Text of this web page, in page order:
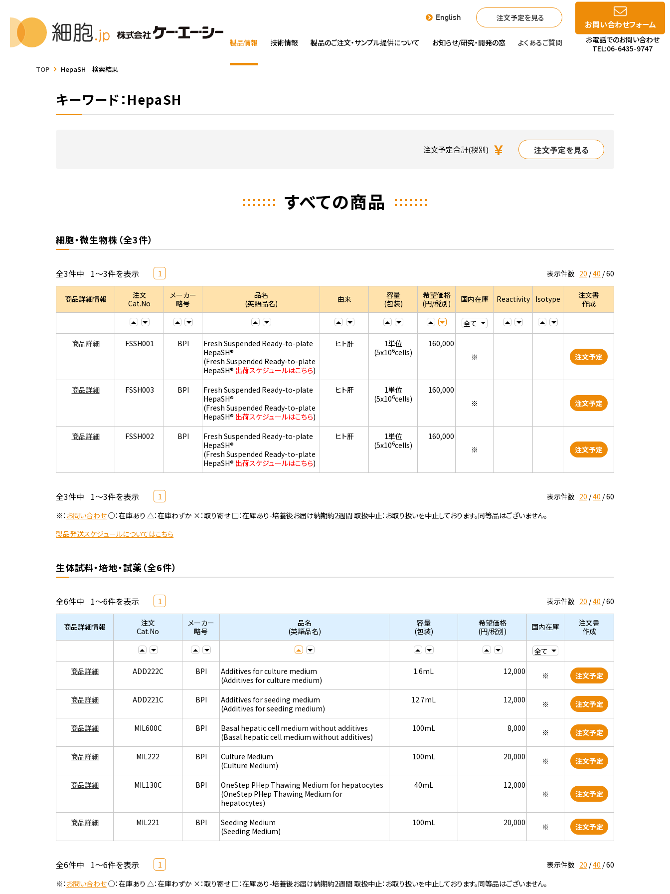
English 注文予定を見る
製品情報 技術情報 製品のご注文・サンプル提供について お知らせ/研究・開発の窓 よくあるご質問
お問い合わせフォーム
お電話でのお問い合わせ
TEL:06-6435-9747
TOP HepaSH 検索結果
キーワード：HepaSH
注文予定合計(税別) ￥ 注文予定を見る
すべての商品
細胞・微生物株（全3件）
全3件中 1～3件を表示 1 表示件数 20 40 60
商品詳細情報
注文
Cat.No
メーカー
略号
品名
(英語品名)
由来
容量
(包装)
希望価格
(円/税別)
国内在庫 Reactivity Isotype
注文書
作成
商品詳細 FSSH001 BPI
Fresh Suspended Ready-to-plate
HepaSH®
(Fresh Suspended Ready-to-plate
HepaSH® 出荷スケジュールはこちら)
ヒト肝
1単位
(5x106cells)
160,000
※
注文予定
商品詳細 FSSH003 BPI
Fresh Suspended Ready-to-plate
HepaSH®
(Fresh Suspended Ready-to-plate
HepaSH® 出荷スケジュールはこちら)
ヒト肝
1単位
(5x106cells)
160,000
※
注文予定
商品詳細 FSSH002 BPI
Fresh Suspended Ready-to-plate
HepaSH®
(Fresh Suspended Ready-to-plate
HepaSH® 出荷スケジュールはこちら)
ヒト肝
1単位
(5x106cells)
160,000
※
注文予定
全3件中 1～3件を表示 1 表示件数 20 40 60
※： お問い合わせ○：在庫あり △：在庫わずか ×：取り寄せ □：在庫あり-培養後お届け納期約2週間 取扱中止：お取り扱いを中止しております。同等品はございません。
製品発送スケジュールについてはこちら
生体試料・培地・試薬（全6件）
全6件中 1～6件を表示 1 表示件数 20 40 60
商品詳細情報
注文
Cat.No
メーカー
略号
品名
(英語品名)
容量
(包装)
希望価格
(円/税別)
国内在庫
注文書
作成
商品詳細 ADD222C BPI
Additives for culture medium
(Additives for culture medium)
1.6mL 12,000 ※ 注文予定
商品詳細 ADD221C BPI
Additives for seeding medium
(Additives for seeding medium)
12.7mL 12,000 ※ 注文予定
商品詳細 MIL600C BPI
Basal hepatic cell medium without additives
(Basal hepatic cell medium without additives)
100mL 8,000 ※ 注文予定
商品詳細 MIL222 BPI
Culture Medium
(Culture Medium)
100mL 20,000 ※ 注文予定
商品詳細 MIL130C BPI
OneStep PHep Thawing Medium for hepatocytes
(OneStep PHep Thawing Medium for
hepatocytes)
40mL
12,000
※
注文予定
商品詳細 MIL221 BPI
Seeding Medium
(Seeding Medium)
100mL 20,000 ※ 注文予定
全6件中 1～6件を表示 1 表示件数 20 40 60
※： お問い合わせ○：在庫あり △：在庫わずか ×：取り寄せ □：在庫あり-培養後お届け納期約2週間 取扱中止：お取り扱いを中止しております。同等品はございません。